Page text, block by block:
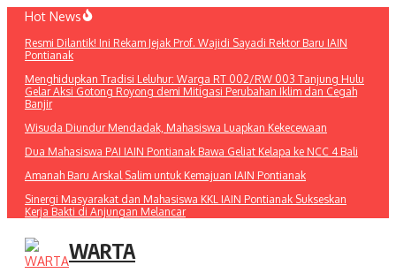
Lewati
konten
Hot News
Resmi Dilantik! Ini Rekam Jejak Prof. Wajidi Sayadi Rektor Baru IAIN
Pontianak
Menghidupkan Tradisi Leluhur: Warga RT 002/RW 003 Tanjung Hulu
Gelar Aksi Gotong Royong demi Mitigasi Perubahan Iklim dan Cegah
Banjir
Wisuda Diundur Mendadak, Mahasiswa Luapkan Kekecewaan
Dua Mahasiswa PAI IAIN Pontianak Bawa Geliat Kelapa ke NCC 4 Bali
Amanah Baru Arskal Salim untuk Kemajuan IAIN Pontianak
Sinergi Masyarakat dan Mahasiswa KKL IAIN Pontianak Sukseskan
Kerja Bakti di Anjungan Melancar
WARTA